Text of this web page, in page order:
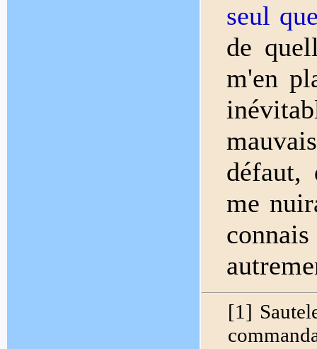
seul
de
m'en
défaut,
me
[1]